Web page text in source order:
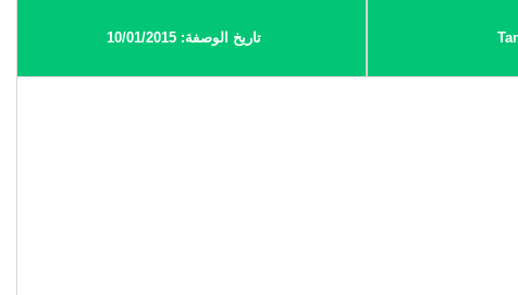
تاريخ الوصفة: 10/01/2015